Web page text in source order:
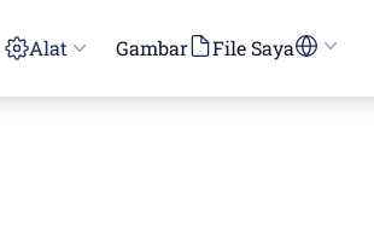
Alat Gambar File Saya